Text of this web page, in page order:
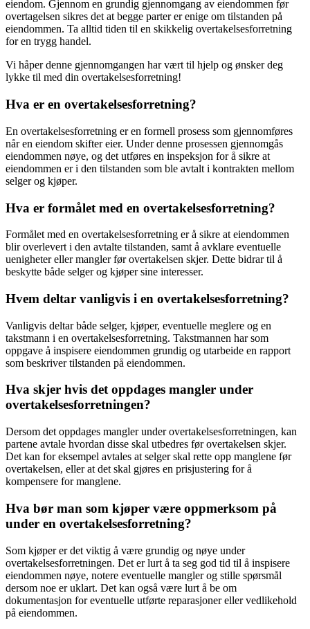
eiendom. Gjennom en grundig gjennomgang av eiendommen før
overtagelsen sikres det at begge parter er enige om tilstanden på
eiendommen. Ta alltid tiden til en skikkelig overtakelsesforretning
for en trygg handel.
Vi håper denne gjennomgangen har vært til hjelp og ønsker deg
lykke til med din overtakelsesforretning!
Hva er en overtakelsesforretning?
En overtakelsesforretning er en formell prosess som gjennomføres
når en eiendom skifter eier. Under denne prosessen gjennomgås
eiendommen nøye, og det utføres en inspeksjon for å sikre at
eiendommen er i den tilstanden som ble avtalt i kontrakten mellom
selger og kjøper.
Hva er formålet med en overtakelsesforretning?
Formålet med en overtakelsesforretning er å sikre at eiendommen
blir overlevert i den avtalte tilstanden, samt å avklare eventuelle
uenigheter eller mangler før overtakelsen skjer. Dette bidrar til å
beskytte både selger og kjøper sine interesser.
Hvem deltar vanligvis i en overtakelsesforretning?
Vanligvis deltar både selger, kjøper, eventuelle meglere og en
takstmann i en overtakelsesforretning. Takstmannen har som
oppgave å inspisere eiendommen grundig og utarbeide en rapport
som beskriver tilstanden på eiendommen.
Hva skjer hvis det oppdages mangler under
overtakelsesforretningen?
Dersom det oppdages mangler under overtakelsesforretningen, kan
partene avtale hvordan disse skal utbedres før overtakelsen skjer.
Det kan for eksempel avtales at selger skal rette opp manglene før
overtakelsen, eller at det skal gjøres en prisjustering for å
kompensere for manglene.
Hva bør man som kjøper være oppmerksom på
under en overtakelsesforretning?
Som kjøper er det viktig å være grundig og nøye under
overtakelsesforretningen. Det er lurt å ta seg god tid til å inspisere
eiendommen nøye, notere eventuelle mangler og stille spørsmål
dersom noe er uklart. Det kan også være lurt å be om
dokumentasjon for eventuelle utførte reparasjoner eller vedlikehold
på eiendommen.